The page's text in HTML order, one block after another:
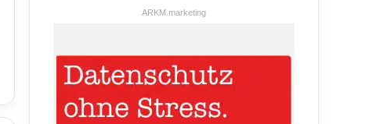
ARKM.marketing